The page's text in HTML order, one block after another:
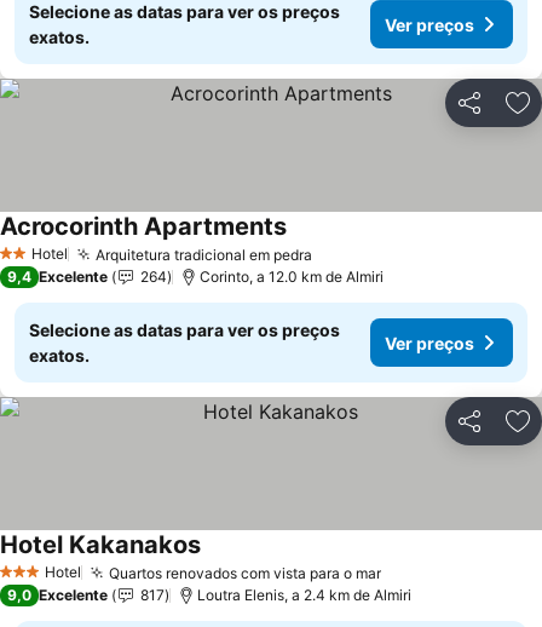
Selecione as datas para ver os preços
exatos.
Ver preços
Partilhar
2 Estrelas
Hotel Arquitetura tradicional em pedra
Acrocorinth Apartments
9,4 Excelente 264 Corinto, a 12.0 km de Almiri
Selecione as datas para ver os preços
exatos.
Ver preços
Partilhar
3 EstrelasHotel Quartos renovados com vista para o mar
Hotel Kakanakos
9,0 Excelente 817 Loutra Elenis, a 2.4 km de Almiri